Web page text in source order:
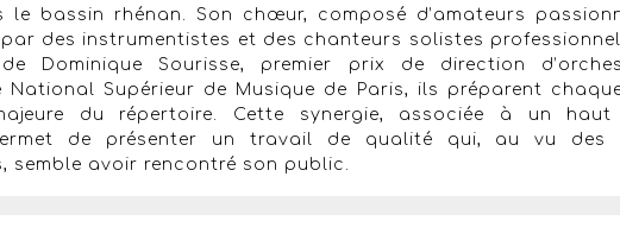
le bassin rhénan. Son chœur, composé d’amateurs
des instrumentistes et des chanteurs solistes
Dominique Sourisse, premier prix de direction
National Supérieur de Musique de Paris, ils préparent
du répertoire. Cette synergie, associée à un haut
permet de présenter un travail de qualité qui, au vu des
semble avoir rencontré son public.